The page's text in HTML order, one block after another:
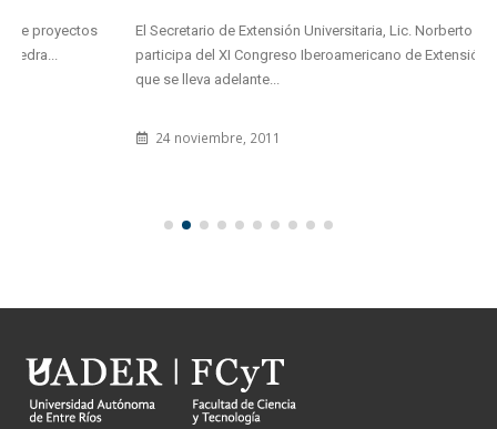
El Secretario de Extensión Universitaria, Lic. Norberto Muzzachiodi
participa del XI Congreso Iberoamericano de Extensión Universitaria
que se lleva adelante...
24 noviembre, 2011